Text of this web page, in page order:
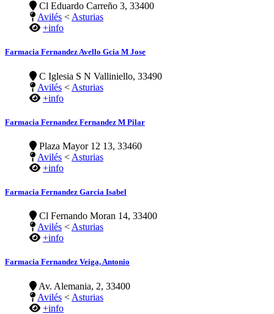
Cl Eduardo Carreño 3, 33400
Avilés < Asturias
+info
Farmacia Fernandez Avello Gcia M Jose
C Iglesia S N Valliniello, 33490
Avilés < Asturias
+info
Farmacia Fernandez Fernandez M Pilar
Plaza Mayor 12 13, 33460
Avilés < Asturias
+info
Farmacia Fernandez Garcia Isabel
Cl Fernando Moran 14, 33400
Avilés < Asturias
+info
Farmacia Fernandez Veiga, Antonio
Av. Alemania, 2, 33400
Avilés < Asturias
+info